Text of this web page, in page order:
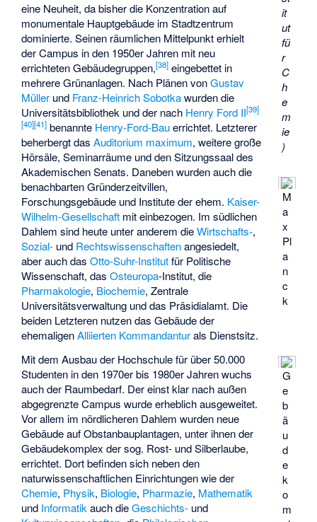
it
ut
fü
r
C
h
e
m
ie
)
M
a
x
Pl
a
n
c
k
eine Neuheit, da bisher die Konzentration auf
monumentale Hauptgebäude im Stadtzentrum
dominierte. Seinen räumlichen Mittelpunkt erhielt
der Campus in den 1950er Jahren mit neu
errichteten Gebäudegruppen,[38] eingebettet in
mehrere Grünanlagen. Nach Plänen vonGustav
Müller und Franz-Heinrich Sobotkawurden die
Universitätsbibliothek und der nach Henry Ford II[39]
[40][41] benannte Henry-Ford-Bauerrichtet. Letzterer
beherbergt dasAuditorium maximum, weitere große
Hörsäle, Seminarräume und den Sitzungssaal des
Akademischen Senats. Daneben wurden auch die
benachbarten Gründerzeitvillen,
Forschungsgebäude und Institute der ehem. Kaiser-
Wilhelm-Gesellschaft mit einbezogen. Im südlichen
Dahlem sind heute unter anderem dieWirtschafts-,
Sozial- und Rechtswissenschaftenangesiedelt,
aber auch dasOtto-Suhr-Institutfür Politische
Wissenschaft, dasOsteuropa-Institut, die
Pharmakologie, Biochemie, Zentrale
Universitätsverwaltung und das Präsidialamt. Die
beiden Letzteren nutzen das Gebäude der
ehemaligenAlliierten Kommandanturals Dienstsitz.
G
e
b
ä
u
d
e
k
o
m
Mit dem Ausbau der Hochschule für über 50.000
Studenten in den 1970er bis 1980er Jahren wuchs
auch der Raumbedarf. Der einst klar nach außen
abgegrenzte Campus wurde erheblich ausgeweitet.
Vor allem im nördlicheren Dahlem wurden neue
Gebäude auf Obstanbauplantagen, unter ihnen der
Gebäudekomplex der sog. Rost- und Silberlaube,
errichtet. Dort befinden sich neben den
naturwissenschaftlichen Einrichtungen wie der
Chemie, Physik, Biologie, Pharmazie, Mathematik
und Informatikauch dieGeschichts- und